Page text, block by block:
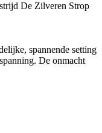
De Zilveren Strop
spannende setting
De onmacht